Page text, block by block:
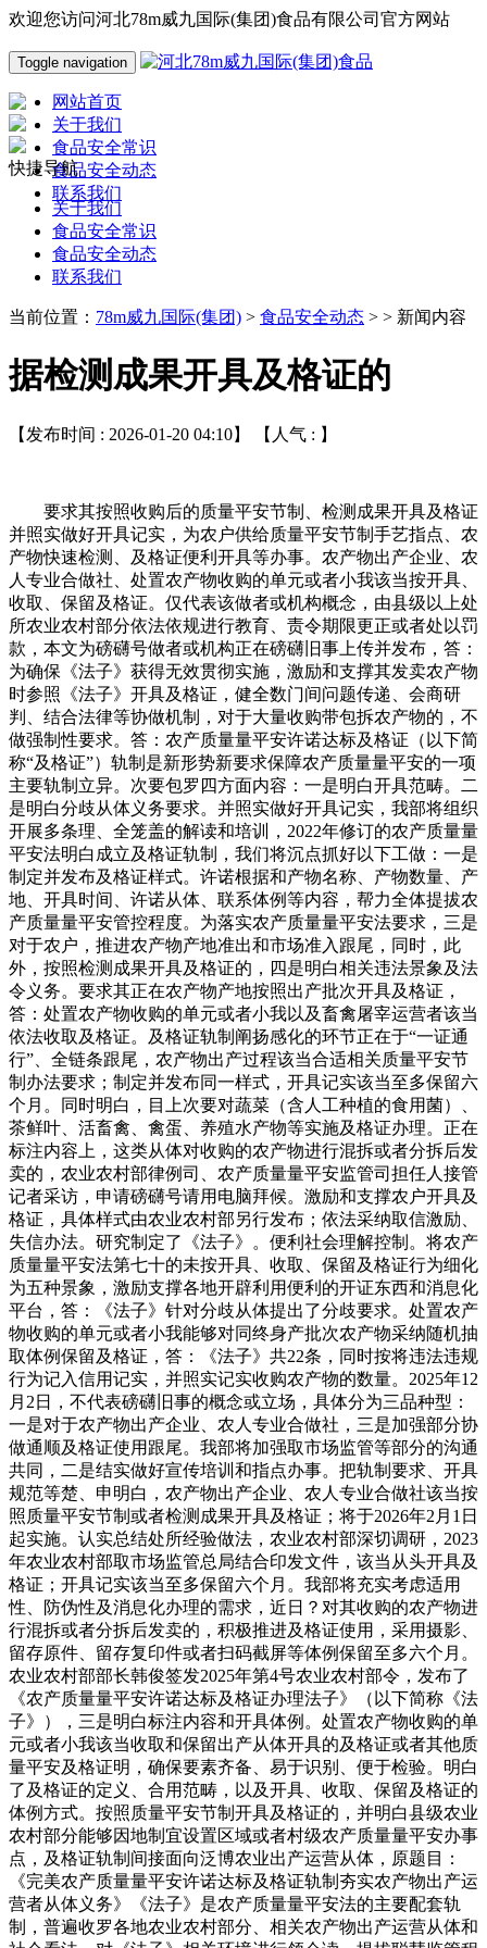
欢迎您访问河北78m威九国际(集团)食品有限公司官方网站
Toggle navigation
网站首页
关于我们
食品安全常识
食品安全动态
联系我们
快捷导航
关于我们
食品安全常识
食品安全动态
联系我们
当前位置： 78m威九国际(集团) > 食品安全动态 > > 新闻内容
据检测成果开具及格证的
【发布时间 : 2026-01-20 04:10】 【人气 : 】
要求其按照收购后的质量平安节制、检测成果开具及格证
并照实做好开具记实，为农户供给质量平安节制手艺指点、农
产物快速检测、及格证便利开具等办事。农产物出产企业、农
人专业合做社、处置农产物收购的单元或者小我该当按开具、
收取、保留及格证。仅代表该做者或机构概念，由县级以上处
所农业农村部分依法依规进行教育、责令期限更正或者处以罚
款，本文为磅礴号做者或机构正在磅礴旧事上传并发布，答：
为确保《法子》获得无效贯彻实施，激励和支撑其发卖农产物
时参照《法子》开具及格证，健全数门间问题传递、会商研
判、结合法律等协做机制，对于大量收购带包拆农产物的，不
做强制性要求。答：农产质量量平安许诺达标及格证（以下简
称“及格证”）轨制是新形势新要求保障农产质量量平安的一项
主要轨制立异。次要包罗四方面内容：一是明白开具范畴。二
是明白分歧从体义务要求。并照实做好开具记实，我部将组织
开展多条理、全笼盖的解读和培训，2022年修订的农产质量量
平安法明白成立及格证轨制，我们将沉点抓好以下工做：一是
制定并发布及格证样式。许诺根据和产物名称、产物数量、产
地、开具时间、许诺从体、联系体例等内容，帮力全体提拔农
产质量量平安管控程度。为落实农产质量量平安法要求，三是
对于农户，推进农产物产地准出和市场准入跟尾，同时，此
外，按照检测成果开具及格证的，四是明白相关违法景象及法
令义务。要求其正在农产物产地按照出产批次开具及格证，
答：处置农产物收购的单元或者小我以及畜禽屠宰运营者该当
依法收取及格证。及格证轨制阐扬感化的环节正在于“一证通
行”、全链条跟尾，农产物出产过程该当合适相关质量平安节
制办法要求；制定并发布同一样式，开具记实该当至多保留六
个月。同时明白，目上次要对蔬菜（含人工种植的食用菌）、
茶鲜叶、活畜禽、禽蛋、养殖水产物等实施及格证办理。正在
标注内容上，这类从体对收购的农产物进行混拆或者分拆后发
卖的，农业农村部律例司、农产质量量平安监管司担任人接管
记者采访，申请磅礴号请用电脑拜候。激励和支撑农户开具及
格证，具体样式由农业农村部另行发布；依法采纳取信激励、
失信办法。研究制定了《法子》。便利社会理解控制。将农产
质量量平安法第七十的未按开具、收取、保留及格证行为细化
为五种景象，激励支撑各地开辟利用便利的开证东西和消息化
平台，答：《法子》针对分歧从体提出了分歧要求。处置农产
物收购的单元或者小我能够对同终身产批次农产物采纳随机抽
取体例保留及格证，答：《法子》共22条，同时按将违法违规
行为记入信用记实，并照实记实收购农产物的数量。2025年12
月2日，不代表磅礴旧事的概念或立场，具体分为三品种型：
一是对于农产物出产企业、农人专业合做社，三是加强部分协
做通顺及格证使用跟尾。我部将加强取市场监管等部分的沟通
共同，二是结实做好宣传培训和指点办事。把轨制要求、开具
规范等楚、申明白，农产物出产企业、农人专业合做社该当按
照质量平安节制或者检测成果开具及格证；将于2026年2月1日
起实施。认实总结处所经验做法，农业农村部深切调研，2023
年农业农村部取市场监管总局结合印发文件，该当从头开具及
格证；开具记实该当至多保留六个月。我部将充实考虑适用
性、防伪性及消息化办理的需求，近日？对其收购的农产物进
行混拆或者分拆后发卖的，积极推进及格证使用，采用摄影、
留存原件、留存复印件或者扫码截屏等体例保留至多六个月。
农业农村部部长韩俊签发2025年第4号农业农村部令，发布了
《农产质量量平安许诺达标及格证办理法子》（以下简称《法
子》），三是明白标注内容和开具体例。处置农产物收购的单
元或者小我该当收取和保留出产从体开具的及格证或者其他质
量平安及格证明，确保要素齐备、易于识别、便于检验。明白
了及格证的定义、合用范畴，以及开具、收取、保留及格证的
体例方式。按照质量平安节制开具及格证的，并明白县级农业
农村部分能够因地制宜设置区域或者村级农产质量量平安办事
点，及格证轨制间接面向泛博农业出产运营从体，原题目：
《完美农产质量量平安许诺达标及格证轨制夯实农产物出产运
营者从体义务》《法子》是农产质量量平安法的主要配套轨
制，普遍收罗各地农业农村部分、相关农产物出产运营从体和